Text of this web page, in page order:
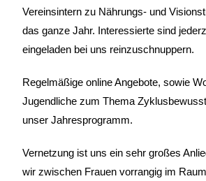
Vereinsintern zu Nährungs- und
das ganze Jahr. Interessierte sind
eingeladen bei uns reinzuschnuppern.
Regelmäßige online Angebote, sowie
Jugendliche zum Thema
unser Jahresprogramm.
Vernetzung ist uns ein sehr großes
wir zwischen Frauen vorrangig im